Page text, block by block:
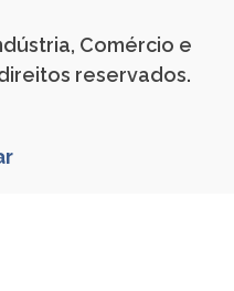
Comércio e
reservados.